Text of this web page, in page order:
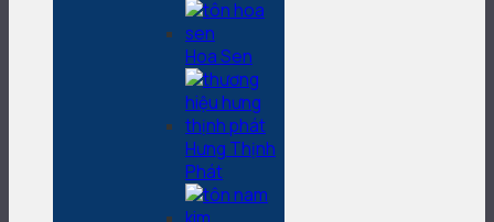
Hoa Sen
Hưng Thịnh
Phát